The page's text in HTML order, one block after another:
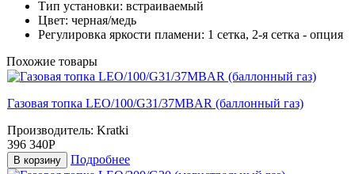
Тип установки: встраиваемый
Цвет: черная/медь
Регулировка яркости пламени: 1 сетка, 2-я сетка - опция
Похожие товары
Газовая топка LEO/100/G31/37MBAR (баллонный газ)
Производитель: Kratki
396 340Р
В корзину Подробнее